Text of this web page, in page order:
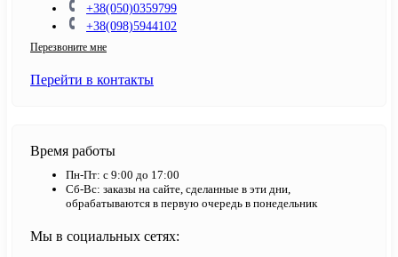
+38(050)0359799
+38(098)5944102
Перезвоните мне
Перейти в контакты
Время работы
Пн-Пт: с 9:00 до 17:00
Сб-Вс: заказы на сайте, сделанные в эти дни,
обрабатываются в первую очередь в понедельник
Мы в социальных сетях: